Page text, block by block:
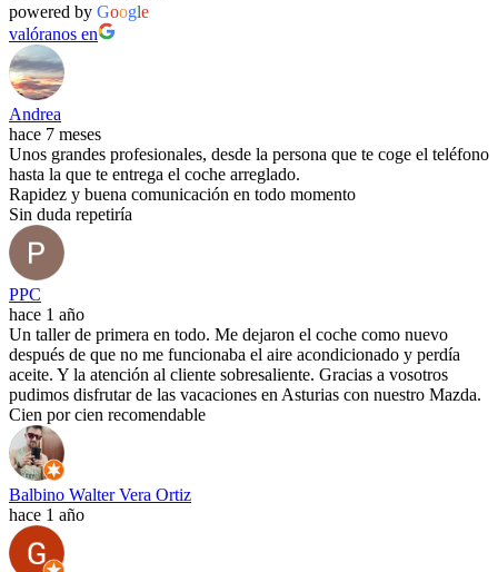
powered by Google
valóranos en
Andrea
hace 7 meses
Unos grandes profesionales, desde la persona que te coge el teléfono
hasta la que te entrega el coche arreglado.
Rapidez y buena comunicación en todo momento
Sin duda repetiría
PPC
hace 1 año
Un taller de primera en todo. Me dejaron el coche como nuevo
después de que no me funcionaba el aire acondicionado y perdía
aceite. Y la atención al cliente sobresaliente. Gracias a vosotros
pudimos disfrutar de las vacaciones en Asturias con nuestro Mazda.
Cien por cien recomendable
Balbino Walter Vera Ortiz
hace 1 año